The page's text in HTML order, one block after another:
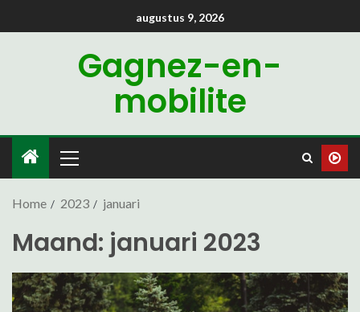
augustus 9, 2026
Gagnez-en-
mobilite
Home 2023 januari
Maand: januari 2023